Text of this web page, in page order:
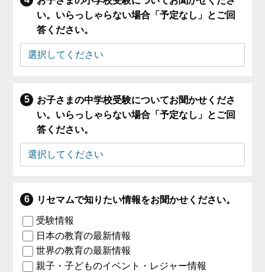
い。いらっしゃらない場合「予定なし」とご回
答ください。
お子さまの中学校受験についてお聞かせくださ
い。いらっしゃらない場合「予定なし」とご回
答ください。
リセマムで知りたい情報をお聞かせください。
受験情報
日本の教育の最新情報
世界の教育の最新情報
親子・子どものイベント・レジャー情報